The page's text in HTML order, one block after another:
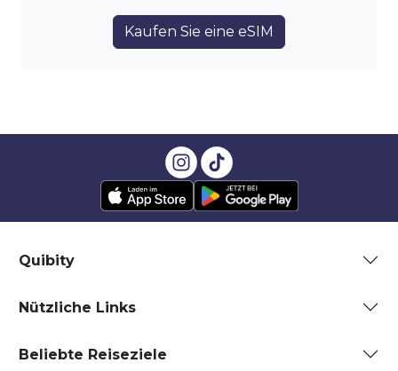
Kaufen Sie eine eSIM
Quibity
Nützliche Links
Beliebte Reiseziele